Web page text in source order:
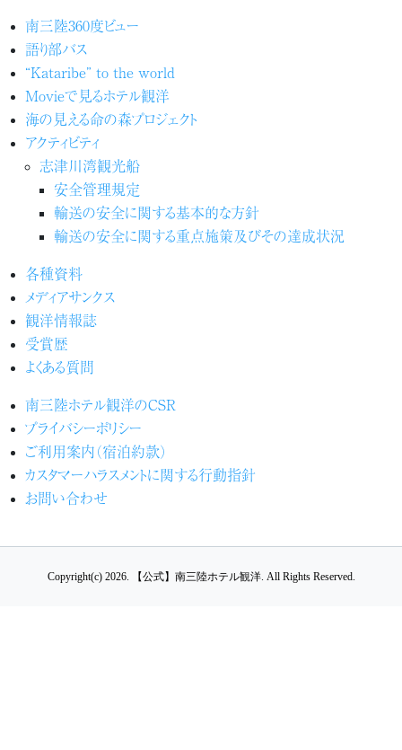
南三陸360度ビュー
語り部バス
“Kataribe” to the world
Movieで見るホテル観洋
海の見える命の森プロジェクト
アクティビティ
志津川湾観光船
安全管理規定
輸送の安全に関する基本的な方針
輸送の安全に関する重点施策及びその達成状況
各種資料
メディアサンクス
観洋情報誌
受賞歴
よくある質問
南三陸ホテル観洋のCSR
プライバシーポリシー
ご利用案内（宿泊約款）
カスタマーハラスメントに関する行動指針
お問い合わせ
Copyright(c) 2026. 【公式】南三陸ホテル観洋. All Rights Reserved.